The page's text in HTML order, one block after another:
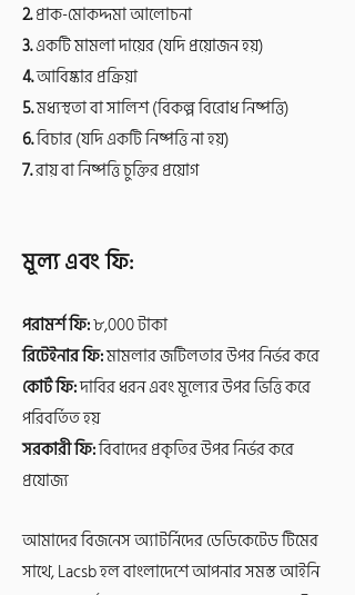
2.প্রাক-মোকদ্দমা আলোচনা
3.একটি মামলা দায়ের (যদি প্রয়োজন হয়)
4.আবিষ্কার প্রক্রিয়া
5.মধ্যস্থতা বা সালিশ (বিকল্প বিরোধ নিষ্পত্তি)
6.বিচার (যদি একটি নিষ্পত্তি না হয়)
7.রায় বা নিষ্পত্তি চুক্তির প্রয়োগ
মূল্য এবং ফি:
পরামর্শ ফি:৮,000 টাকা
রিটেইনার ফি:মামলার জটিলতার উপর নির্ভর করে
কোর্ট ফি:দাবির ধরন এবং মূল্যের উপর ভিত্তি করে
পরিবর্তিত হয়
সরকারী ফি:বিবাদের প্রকৃতির উপর নির্ভর করে
প্রযোজ্য
আমাদের বিজনেস অ্যাটর্নিদের ডেডিকেটেড টিমের
সাথে, Lacsb হল বাংলাদেশে আপনার সমস্ত আইনি